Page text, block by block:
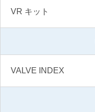
VR キット
VALVE INDEX